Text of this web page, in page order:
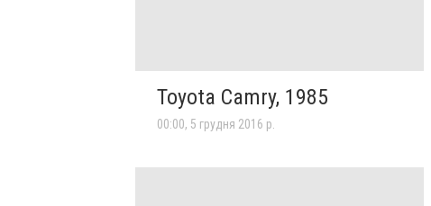
Toyota Camry, 1985
00:00, 5 грудня 2016 р.